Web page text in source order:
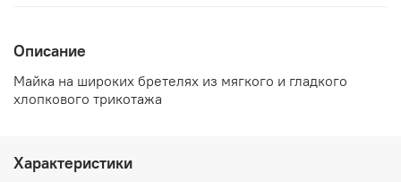
Описание
Майка на широких бретелях из мягкого и гладкого
хлопкового трикотажа
Характеристики